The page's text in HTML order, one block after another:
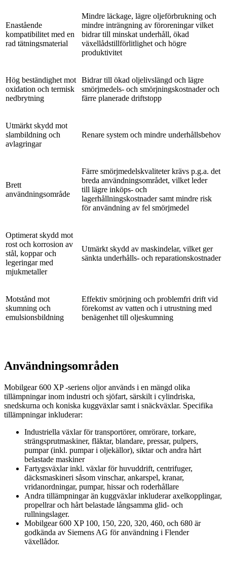
Enastående
kompatibilitet med en
rad tätningsmaterial
Mindre läckage, lägre oljeförbrukning och
mindre inträngning av föroreningar vilket
bidrar till minskat underhåll, ökad
växellådstillförlitlighet och högre
produktivitet
Hög beständighet mot
oxidation och termisk
nedbrytning
Bidrar till ökad oljelivslängd och lägre
smörjmedels- och smörjningskostnader och
färre planerade driftstopp
Utmärkt skydd mot
slambildning och
avlagringar
Renare system och mindre underhållsbehov
Brett
användningsområde
Färre smörjmedelskvaliteter krävs p.g.a. det
breda användningsområdet, vilket leder
till lägre inköps- och
lagerhållningskostnader samt mindre risk
för användning av fel smörjmedel
Optimerat skydd mot
rost och korrosion av
stål, koppar och
legeringar med
mjukmetaller
Utmärkt skydd av maskindelar, vilket ger
sänkta underhålls- och reparationskostnader
Motstånd mot
skumning och
emulsionsbildning
Effektiv smörjning och problemfri drift vid
förekomst av vatten och i utrustning med
benägenhet till oljeskumning
Användningsområden
Mobilgear 600 XP -seriens oljor används i en mängd olika
tillämpningar inom industri och sjöfart, särskilt i cylindriska,
snedskurna och koniska kuggväxlar samt i snäckväxlar. Specifika
tillämpningar inkluderar:
Industriella växlar för transportörer, omrörare, torkare,
strängsprutmaskiner, fläktar, blandare, pressar, pulpers,
pumpar (inkl. pumpar i oljekällor), siktar och andra hårt
belastade maskiner
Fartygsväxlar inkl. växlar för huvuddrift, centrifuger,
däcksmaskineri såsom vinschar, ankarspel, kranar,
vridanordningar, pumpar, hissar och roderhållare
Andra tillämpningar än kuggväxlar inkluderar axelkopplingar,
propellrar och hårt belastade långsamma glid- och
rullningslager.
Mobilgear 600 XP 100, 150, 220, 320, 460, och 680 är
godkända av Siemens AG för användning i Flender
växellådor.